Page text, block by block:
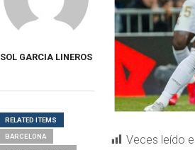
Veces leído
SOL GARCIA LINEROS
RELATED ITEMS
BARCELONA